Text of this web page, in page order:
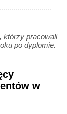
którzy pracowali
po dyplomie.
w